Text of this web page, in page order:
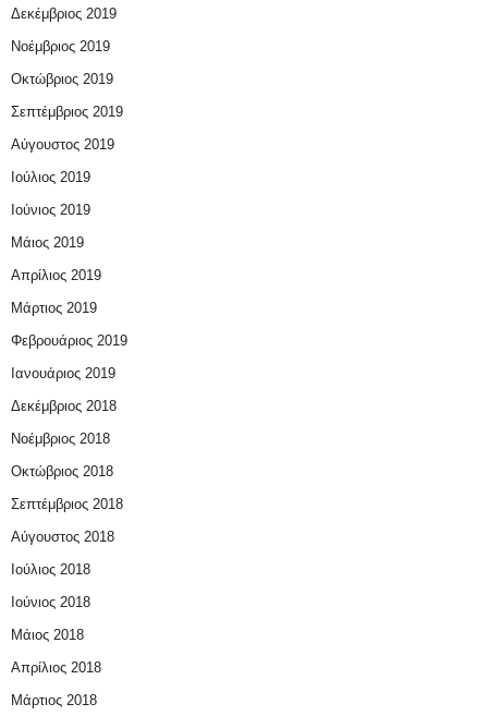
Δεκέμβριος 2019
Νοέμβριος 2019
Οκτώβριος 2019
Σεπτέμβριος 2019
Αύγουστος 2019
Ιούλιος 2019
Ιούνιος 2019
Μάιος 2019
Απρίλιος 2019
Μάρτιος 2019
Φεβρουάριος 2019
Ιανουάριος 2019
Δεκέμβριος 2018
Νοέμβριος 2018
Οκτώβριος 2018
Σεπτέμβριος 2018
Αύγουστος 2018
Ιούλιος 2018
Ιούνιος 2018
Μάιος 2018
Απρίλιος 2018
Μάρτιος 2018